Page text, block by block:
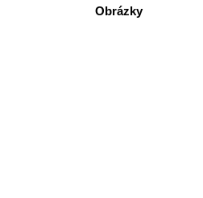
Obrázky